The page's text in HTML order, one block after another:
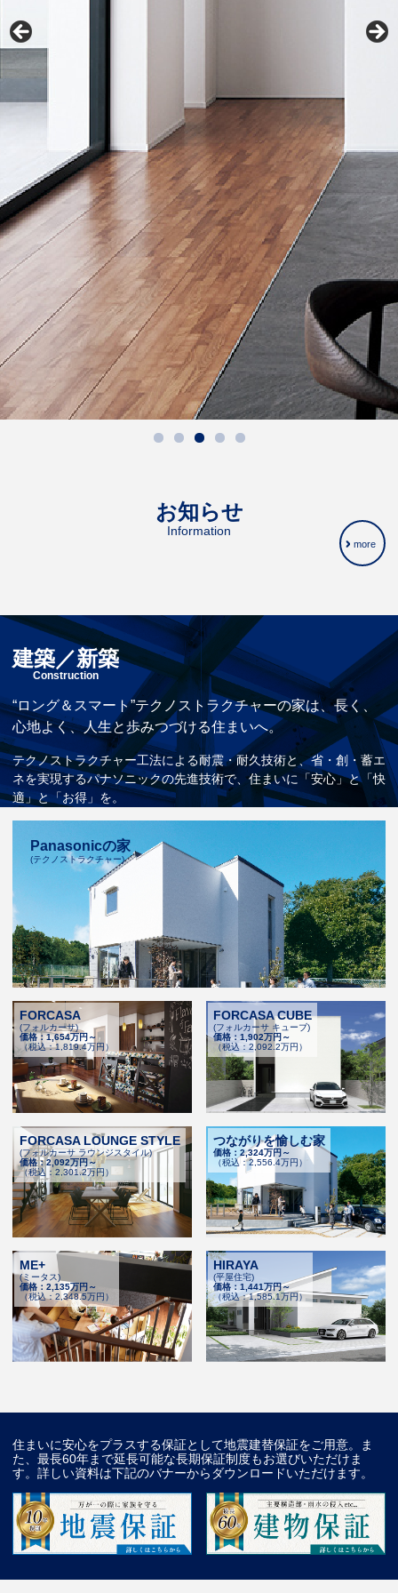
お知らせ
Information
more
建築／新築
Construction
“ロング＆スマート”テクノストラクチャーの家は、長く、
心地よく、人生と歩みつづける住まいへ。
テクノストラクチャー工法による耐震・耐久技術と、省・創・蓄エ
ネを実現するパナソニックの先進技術で、住まいに「安心」と「快
適」と「お得」を。
Panasonicの家
(テクノストラクチャー)
FORCASA
(フォルカーサ)
価格：1,654万円～
（税込：1,819.4万円）
FORCASA CUBE
(フォルカーサ キューブ)
価格：1,902万円～
（税込：2,092.2万円）
FORCASA LOUNGE STYLE
(フォルカーサ ラウンジスタイル)
価格：2,092万円～
（税込：2,301.2万円）
つながりを愉しむ家
価格：2,324万円～
（税込：2,556.4万円）
ME+
(ミータス)
価格：2,135万円～
（税込：2,348.5万円）
HIRAYA
(平屋住宅)
価格：1,441万円～
（税込：1,585.1万円）
住まいに安心をプラスする保証として地震建替保証をご用意。ま
た、最長60年まで延長可能な長期保証制度もお選びいただけま
す。詳しい資料は下記のバナーからダウンロードいただけます。